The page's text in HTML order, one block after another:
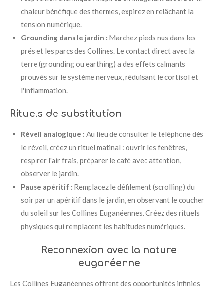
chaleur bénéfique des thermes, expirez en relâchant la
tension numérique.
Grounding dans le jardin : Marchez pieds nus dans les
prés et les parcs des Collines. Le contact direct avec la
terre (grounding ou earthing) a des effets calmants
prouvés sur le système nerveux, réduisant le cortisol et
l'inflammation.
Rituels de substitution
Réveil analogique : Au lieu de consulter le téléphone dès
le réveil, créez un rituel matinal : ouvrir les fenêtres,
respirer l'air frais, préparer le café avec attention,
observer le jardin.
Pause apéritif : Remplacez le défilement (scrolling) du
soir par un apéritif dans le jardin, en observant le coucher
du soleil sur les Collines Euganéennes. Créez des rituels
physiques qui remplacent les habitudes numériques.
Reconnexion avec la nature
euganéenne
Les Collines Euganéennes offrent des opportunités infinies